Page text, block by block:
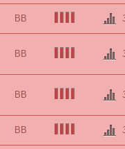
BB
BB
BB
BB